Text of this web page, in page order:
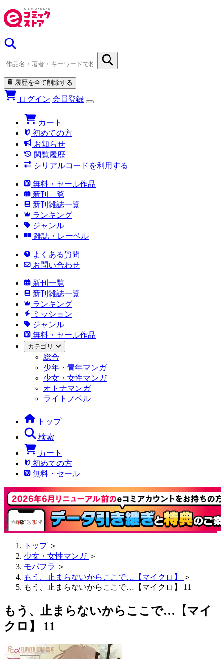
履歴を全て削除する
ログイン 会員登録
カート
初めての方
お知らせ
閲覧履歴
シリアルコードを利用する
無料・セール作品
新刊一覧
新刊雑誌一覧
ランキング
ジャンル
雑誌・レーベル
よくある質問
お問い合わせ
新刊一覧
新刊雑誌一覧
ランキング
ミッション
ジャンル
無料・セール作品
カテゴリ
総合
少年・青年マンガ
少女・女性マンガ
オトナマンガ
ライトノベル
トップ
検索
カート
初めての方
無料・セール
トップ ＞
少女・女性マンガ ＞
モバフラ ＞
もう、止まらないからここで…【マイクロ】
＞
もう、止まらないからここで…【マイクロ】 11
もう、止まらないからここで…【マイ
クロ】 11